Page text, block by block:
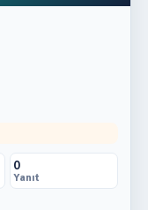
0
Yanıt